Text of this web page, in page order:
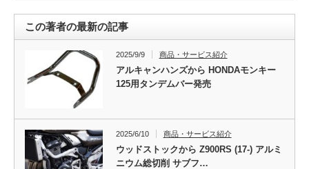
この著者の最新の記事
2025/9/9 商品・サービス紹介
アルキャンハンズから HONDAモンキー
125用タンデムバー発売
2025/6/10 商品・サービス紹介
ウッドストックから Z900RS (17-) アルミ
ニウム総切削 サブフ…